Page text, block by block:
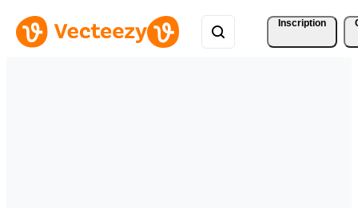
Inscription